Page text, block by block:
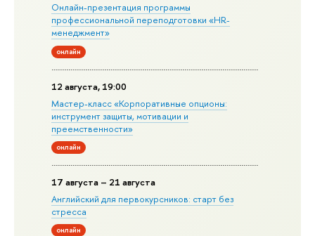
Онлайн-презентация программы
профессиональной переподготовки «HR-
менеджмент»
онлайн
12 августа, 19:00
Мастер-класс «Корпоративные опционы:
инструмент защиты, мотивации и
преемственности»
онлайн
17 августа – 21 августа
Английский для первокурсников: старт без
стресса
онлайн